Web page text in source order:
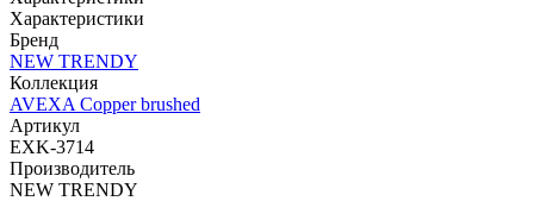
Характеристики
Бренд
NEW TRENDY
Коллекция
AVEXA Copper brushed
Артикул
EXK-3714
Производитель
NEW TRENDY